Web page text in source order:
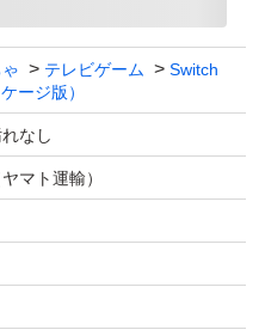
テレビゲーム
Switch
ージ版）
なし
マト運輸）